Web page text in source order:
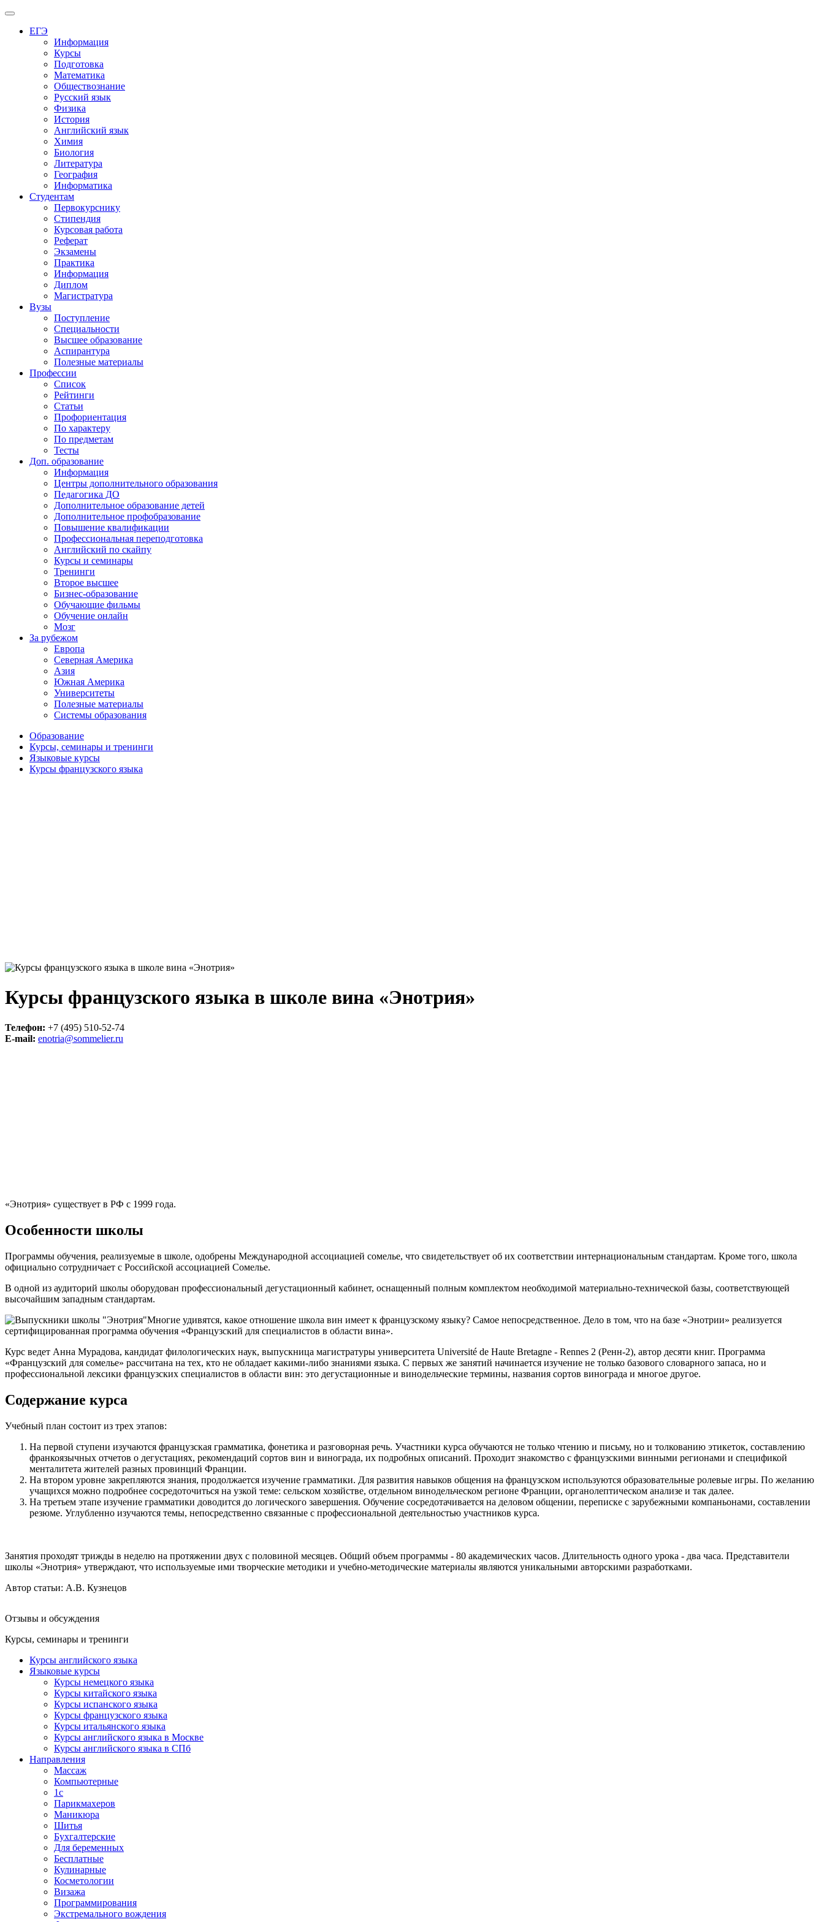
Меню
ЕГЭ
Информация
Курсы
Подготовка
Математика
Обществознание
Русский язык
Физика
История
Английский язык
Химия
Биология
Литература
География
Информатика
Студентам
Первокурснику
Стипендия
Курсовая работа
Реферат
Экзамены
Практика
Информация
Диплом
Магистратура
Вузы
Поступление
Специальности
Высшее образование
Аспирантура
Полезные материалы
Профессии
Список
Рейтинги
Статьи
Профориентация
По характеру
По предметам
Тесты
Доп. образование
Информация
Центры дополнительного образования
Педагогика ДО
Дополнительное образование детей
Дополнительное профобразование
Повышение квалификации
Профессиональная переподготовка
Английский по скайпу
Курсы и семинары
Тренинги
Второе высшее
Бизнес-образование
Обучающие фильмы
Обучение онлайн
Мозг
За рубежом
Европа
Северная Америка
Азия
Южная Америка
Университеты
Полезные материалы
Системы образования
Образование
Курсы, семинары и тренинги
Языковые курсы
Курсы французского языка
Курсы французского языка в школе вина «Энотрия»
Телефон: +7 (495) 510-52-74
E-mail: enotria@sommelier.ru
«Энотрия» существует в РФ с 1999 года.
Особенности школы
Программы обучения, реализуемые в школе, одобрены Международной ассоциацией сомелье, что свидетельствует об их соответствии интернациональным стандартам. Кроме того, школа
официально сотрудничает с Российской ассоциацией Сомелье.
В одной из аудиторий школы оборудован профессиональный дегустационный кабинет, оснащенный полным комплектом необходимой материально-технической базы, соответствующей
высочайшим западным стандартам.
Многие удивятся, какое отношение школа вин имеет к французскому языку? Самое непосредственное. Дело в том, что на базе «Энотрии» реализуется
сертифицированная программа обучения «Французский для специалистов в области вина».
Курс ведет Анна Мурадова, кандидат филологических наук, выпускница магистратуры университета Université de Haute Bretagne - Rennes 2 (Ренн-2), автор десяти книг. Программа
«Французский для сомелье» рассчитана на тех, кто не обладает какими-либо знаниями языка. С первых же занятий начинается изучение не только базового словарного запаса, но и
профессиональной лексики французских специалистов в области вин: это дегустационные и винодельческие термины, названия сортов винограда и многое другое.
Содержание курса
Учебный план состоит из трех этапов:
На первой ступени изучаются французская грамматика, фонетика и разговорная речь. Участники курса обучаются не только чтению и письму, но и толкованию этикеток, составлению
франкоязычных отчетов о дегустациях, рекомендаций сортов вин и винограда, их подробных описаний. Проходит знакомство с французскими винными регионами и спецификой
менталитета жителей разных провинций Франции.
На втором уровне закрепляются знания, продолжается изучение грамматики. Для развития навыков общения на французском используются образовательные ролевые игры. По желанию
учащихся можно подробнее сосредоточиться на узкой теме: сельском хозяйстве, отдельном винодельческом регионе Франции, органолептическом анализе и так далее.
На третьем этапе изучение грамматики доводится до логического завершения. Обучение сосредотачивается на деловом общении, переписке с зарубежными компаньонами, составлении
резюме. Углубленно изучаются темы, непосредственно связанные с профессиональной деятельностью участников курса.
Занятия проходят трижды в неделю на протяжении двух с половиной месяцев. Общий объем программы - 80 академических часов. Длительность одного урока - два часа. Представители
школы «Энотрия» утверждают, что используемые ими творческие методики и учебно-методические материалы являются уникальными авторскими разработками.
Автор статьи: А.В. Кузнецов
Отзывы и обсуждения
Курсы, семинары и тренинги
Курсы английского языка
Языковые курсы
Курсы немецкого языка
Курсы китайского языка
Курсы испанского языка
Курсы французского языка
Курсы итальянского языка
Курсы английского языка в Москве
Курсы английского языка в СПб
Направления
Массаж
Компьютерные
1с
Парикмахеров
Маникюра
Шитья
Бухгалтерские
Для беременных
Бесплатные
Кулинарные
Косметологии
Визажа
Программирования
Экстремального вождения